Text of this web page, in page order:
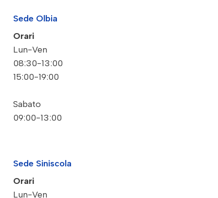
Sede Olbia
Orari
Lun-Ven
08:30-13:00
15:00-19:00
Sabato
09:00-13:00
Sede Siniscola
Orari
Lun-Ven